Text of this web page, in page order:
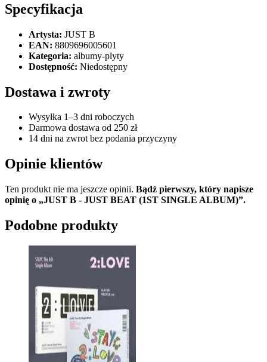
Specyfikacja
Artysta: JUST B
EAN: 8809696005601
Kategoria: albumy-plyty
Dostępność: Niedostępny
Dostawa i zwroty
Wysyłka 1–3 dni roboczych
Darmowa dostawa od 250 zł
14 dni na zwrot bez podania przyczyny
Opinie klientów
Ten produkt nie ma jeszcze opinii. Bądź pierwszy, który napisze
opinię o „JUST B - JUST BEAT (1ST SINGLE ALBUM)”.
Podobne produkty